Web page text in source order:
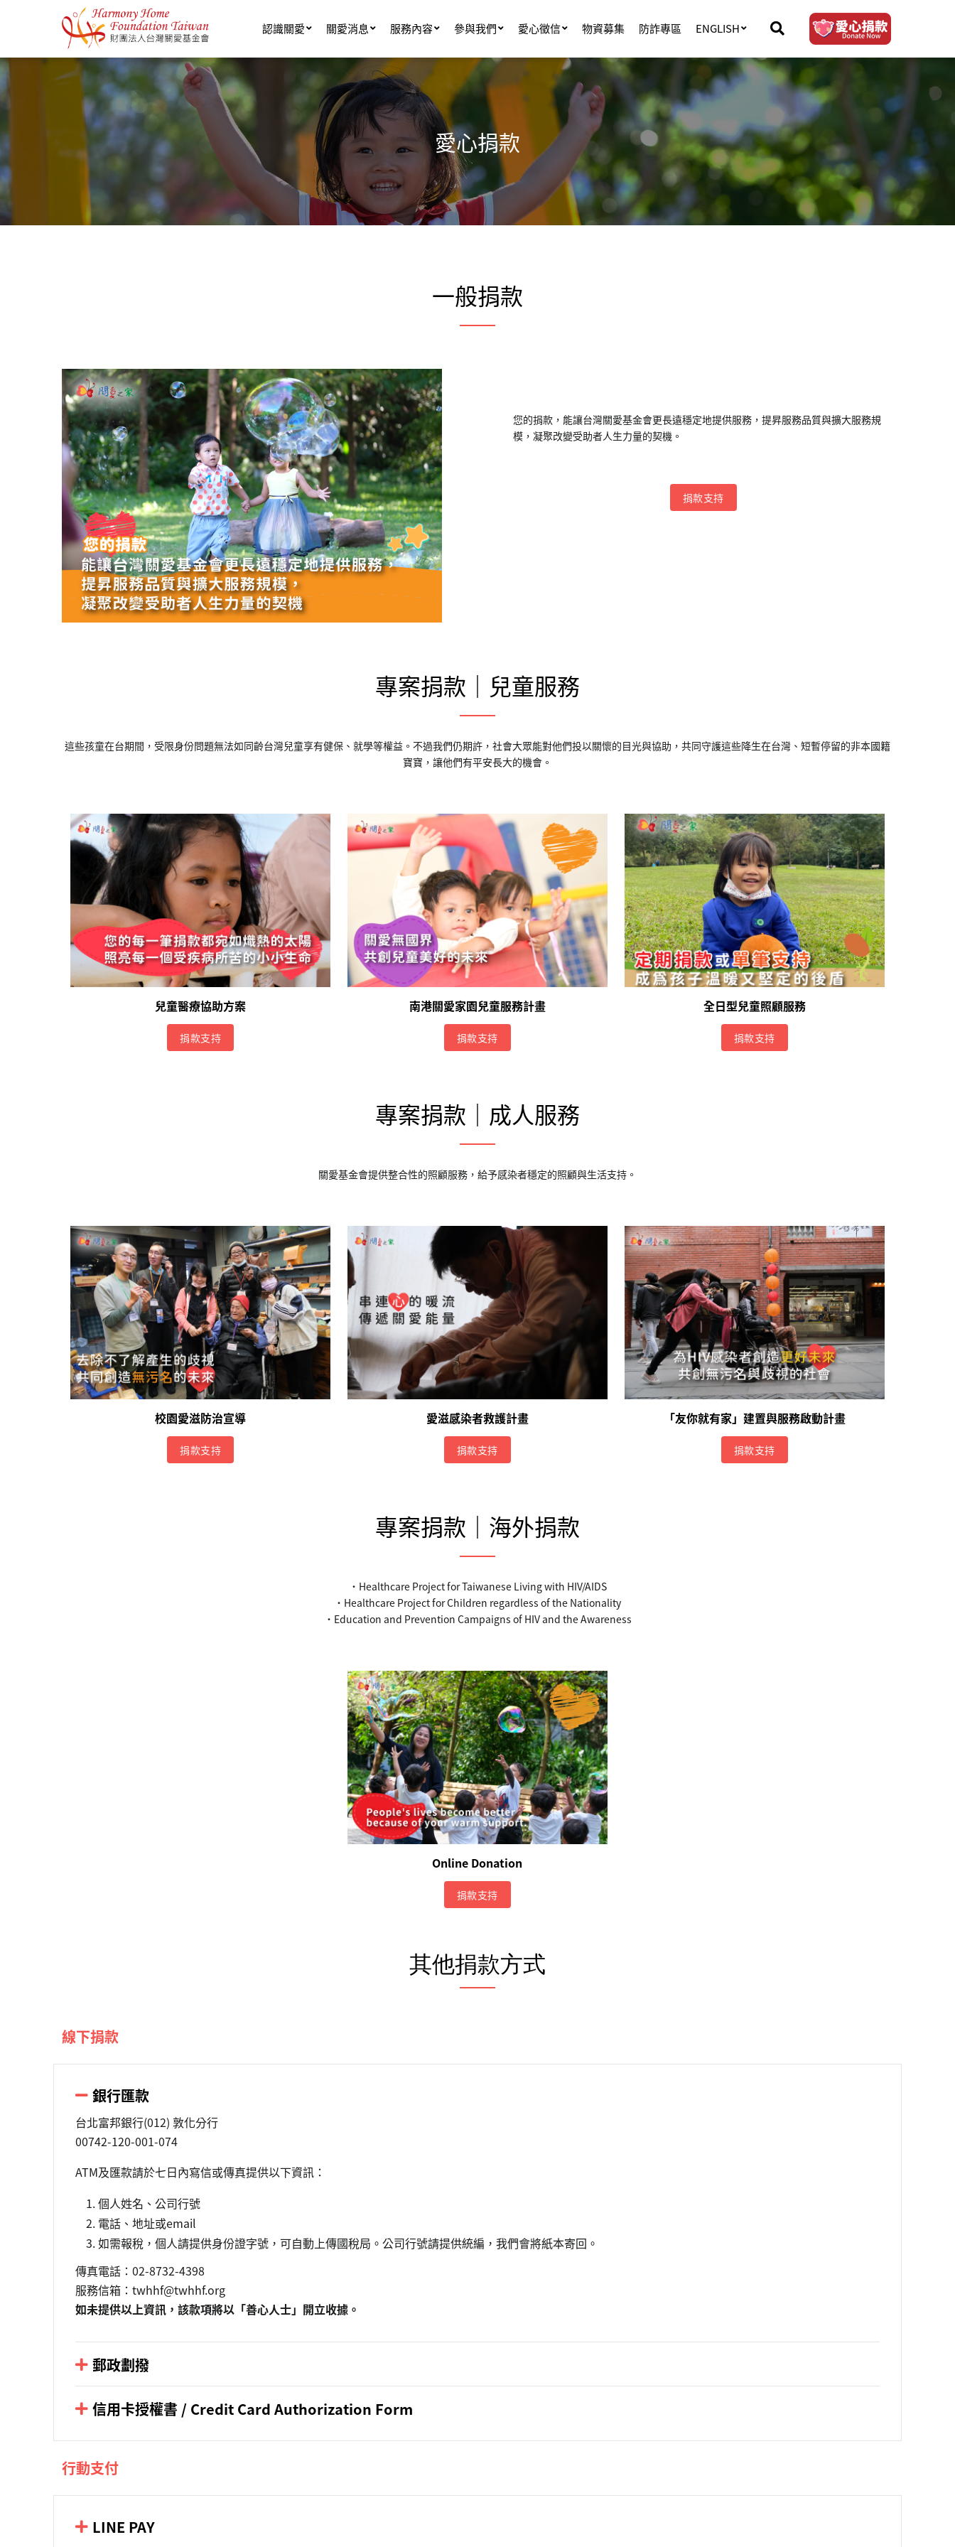
認識關愛 關愛消息 服務內容 參與我們 愛心徵信 物資募集 防詐專區 ENGLISH
愛心捐款
一般捐款
您的捐款，能讓台灣關愛基金會更長遠穩定地提供服務，提昇服務品質與擴大服務規
模，凝聚改變受助者人生力量的契機。
捐款支持
專案捐款｜兒童服務
這些孩童在台期間，受限身份問題無法如同齡台灣兒童享有健保、就學等權益。不過我們仍期許，社會大眾能對他們投以關懷的目光與協助，共同守護這些降生在台灣、短暫停留的非本國籍
寶寶，讓他們有平安長大的機會。
兒童醫療協助方案
捐款支持
南港關愛家園兒童服務計畫
捐款支持
全日型兒童照顧服務
捐款支持
專案捐款｜成人服務
關愛基金會提供整合性的照顧服務，給予感染者穩定的照顧與生活支持。
校園愛滋防治宣導
捐款支持
愛滋感染者救護計畫
捐款支持
「友你就有家」建置與服務啟動計畫
捐款支持
專案捐款｜海外捐款
． Healthcare Project for Taiwanese Living with HIV/AIDS
． Healthcare Project for Children regardless of the Nationality
． Education and Prevention Campaigns of HIV and the Awareness
Online Donation
捐款支持
其他捐款方式
線下捐款
銀行匯款
台北富邦銀行(012) 敦化分行
00742-120-001-074
ATM及匯款請於七日內寫信或傳真提供以下資訊：
個人姓名、公司行號
電話、地址或email
如需報稅，個人請提供身份證字號，可自動上傳國稅局。公司行號請提供統編，我們會將紙本寄回。
傳真電話：02-8732-4398
服務信箱：twhhf@twhhf.org
如未提供以上資訊，該款項將以「善心人士」開立收據。
郵政劃撥
戶名：財團法人台灣關愛基金會
帳號：5021-9719
信用卡授權書 / Credit Card Authorization Form
Credit Card Authorization Form
行動支付
LINE PAY